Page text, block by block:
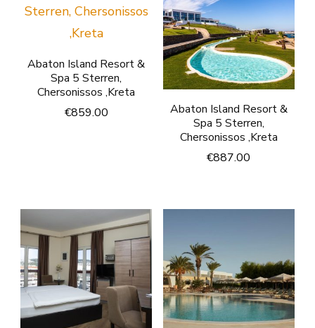
Abaton Island Resort &
Spa 5 Sterren,
Chersonissos ,Kreta
€859.00
Abaton Island Resort &
Spa 5 Sterren,
Chersonissos ,Kreta
€887.00